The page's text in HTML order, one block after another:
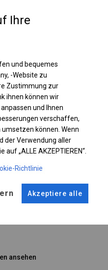
ansehen
Stahl ca.fi 42 mm
ansehen
Ihre
und bequemes
-Website zu
Zustimmung zur
ihnen können wir
und Ihnen
verschaffen,
können. Wenn
der Verwendung aller
„ALLE AKZEPTIEREN“.
Richtlinie
Akzeptiere alle